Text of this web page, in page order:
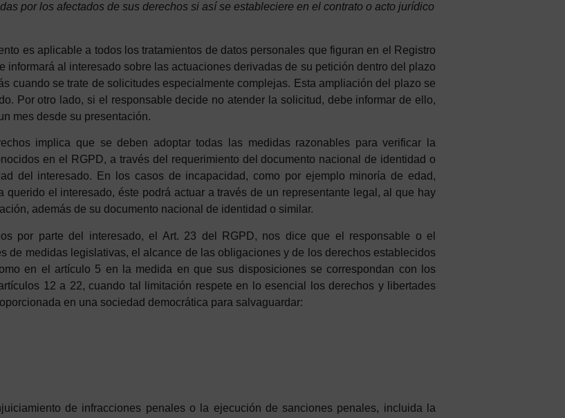
por los afectados de sus derechos si así se estableciere en el contrato o acto jurídico
es aplicable a todos los tratamientos de datos personales que figuran en el Registro
informará al interesado sobre las actuaciones derivadas de su petición dentro del plazo
cuando se trate de solicitudes especialmente complejas. Esta ampliación del plazo se
Por otro lado, si el responsable decide no atender la solicitud, debe informar de ello,
mes desde su presentación.
implica que se deben adoptar todas las medidas razonables para verificar la
en el RGPD, a través del requerimiento del documento nacional de identidad o
del interesado. En los casos de incapacidad, como por ejemplo minoría de edad,
el interesado, éste podrá actuar a través de un representante legal, al que hay
además de su documento nacional de identidad o similar.
por parte del interesado, el Art. 23 del RGPD, nos dice que el responsable o el
de medidas legislativas, el alcance de las obligaciones y de los derechos establecidos
en el artículo 5 en la medida en que sus disposiciones se correspondan con los
12 a 22, cuando tal limitación respete en lo esencial los derechos y libertades
en una sociedad democrática para salvaguardar:
de infracciones penales o la ejecución de sanciones penales, incluida la